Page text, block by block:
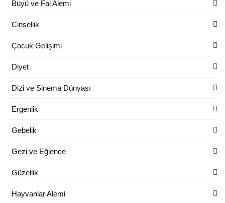
Büyü ve Fal Alemi
Cinsellik
Çocuk Gelişimi
Diyet
Dizi ve Sinema Dünyası
Ergenlik
Gebelik
Gezi ve Eğlence
Güzellik
Hayvanlar Alemi